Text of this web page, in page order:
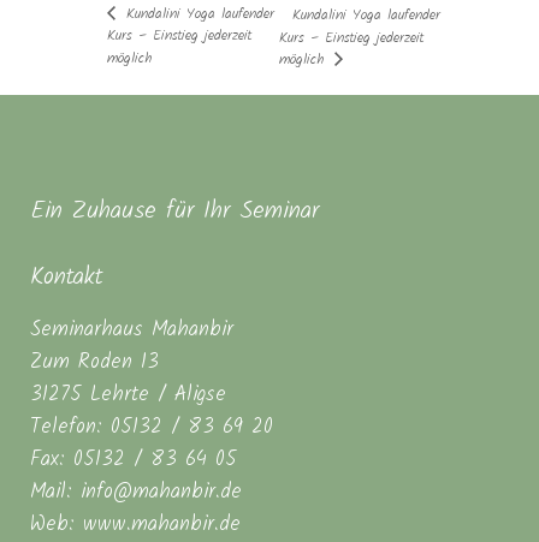
Kundalini Yoga laufender
Kurs – Einstieg jederzeit
möglich
Kundalini Yoga laufender
Kurs – Einstieg jederzeit
möglich
Ein Zuhause für Ihr Seminar
Kontakt
Seminarhaus Mahanbir
Zum Roden 13
31275 Lehrte / Aligse
Telefon: 05132 / 83 69 20
Fax: 05132 / 83 64 05
Mail: info@mahanbir.de
Web: www.mahanbir.de